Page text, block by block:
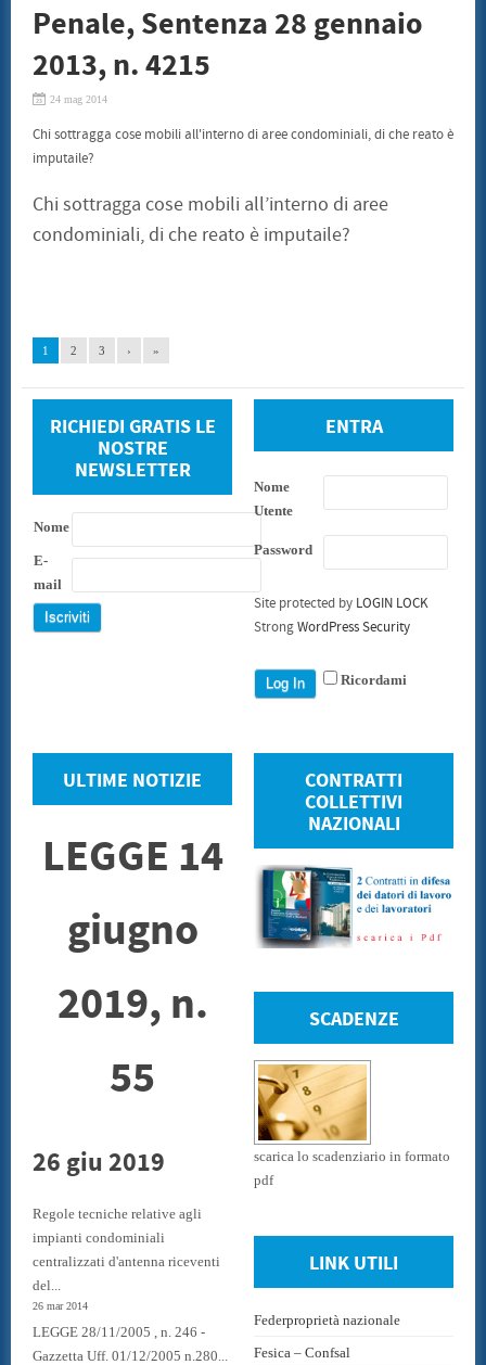
Penale, Sentenza 28 gennaio
2013, n. 4215
24 mag 2014
Chi sottragga cose mobili all'interno di aree condominiali, di che reato è
imputaile?
Chi sottragga cose mobili all’interno di aree
condominiali, di che reato è imputaile?
1 2 3 › »
RICHIEDI GRATIS LE
NOSTRE
NEWSLETTER
Nome
E-
mail
ENTRA
Nome
Utente
Password
Site protected by LOGIN LOCK
StrongWordPress Security
Ricordami
ULTIME NOTIZIE
LEGGE 14
giugno
2019, n.
55
26 giu 2019
Regole tecniche relative agli
impianti condominiali
centralizzati d'antenna riceventi
del...
26 mar 2014
LEGGE 28/11/2005 , n. 246 -
Gazzetta Uff. 01/12/2005 n.280...
CONTRATTI
COLLETTIVI
NAZIONALI
SCADENZE
scarica lo scadenziario in formato
pdf
LINK UTILI
Federproprietà nazionale
Fesica – Confsal